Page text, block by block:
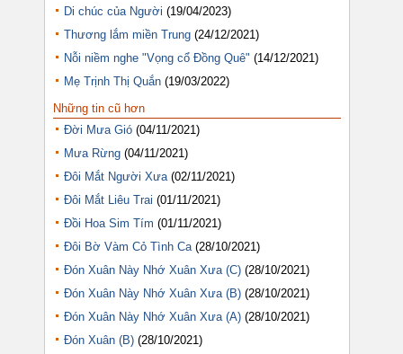
Di chúc của Người (19/04/2023)
Thương lắm miền Trung (24/12/2021)
Nỗi niềm nghe "Vọng cổ Đồng Quê" (14/12/2021)
Mẹ Trịnh Thị Quắn (19/03/2022)
Những tin cũ hơn
Đời Mưa Gió (04/11/2021)
Mưa Rừng (04/11/2021)
Đôi Mắt Người Xưa (02/11/2021)
Đôi Mắt Liêu Trai (01/11/2021)
Đồi Hoa Sim Tím (01/11/2021)
Đôi Bờ Vàm Cỏ Tình Ca (28/10/2021)
Đón Xuân Này Nhớ Xuân Xưa (C) (28/10/2021)
Đón Xuân Này Nhớ Xuân Xưa (B) (28/10/2021)
Đón Xuân Này Nhớ Xuân Xưa (A) (28/10/2021)
Đón Xuân (B) (28/10/2021)